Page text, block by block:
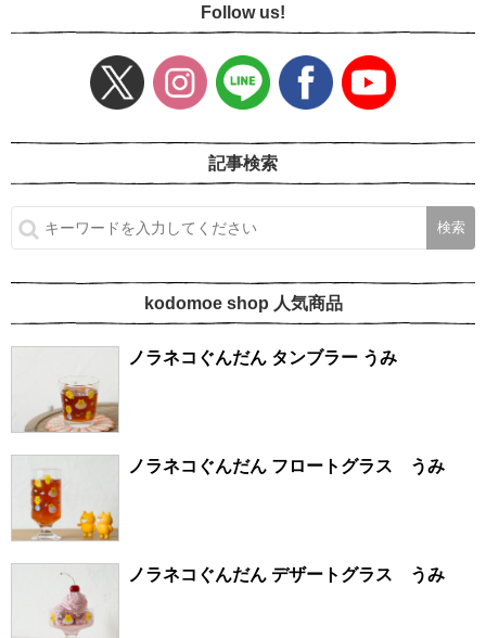
Follow us!
記事検索
kodomoe shop 人気商品
ノラネコぐんだん タンブラー うみ
ノラネコぐんだん フロートグラス うみ
ノラネコぐんだん デザートグラス うみ